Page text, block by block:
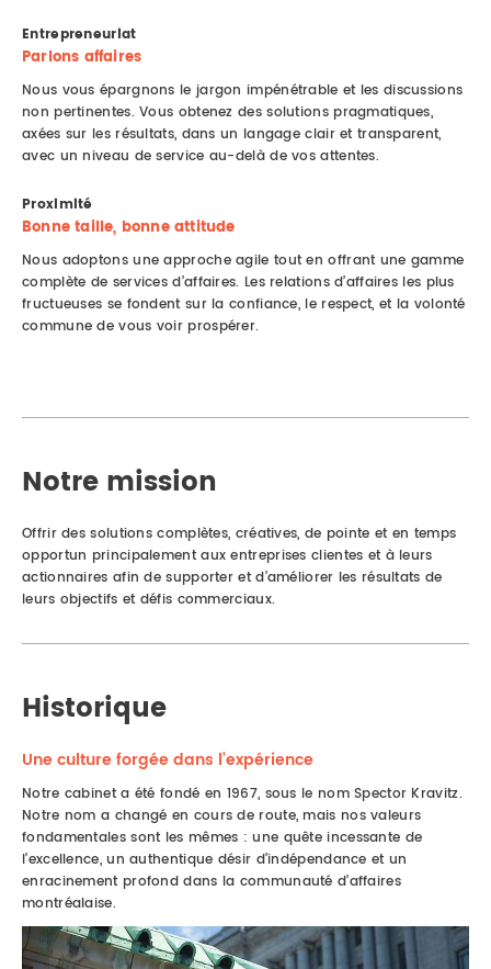
Entrepreneuriat
Parlons affaires
Nous vous épargnons le jargon impénétrable et les discussions
non pertinentes. Vous obtenez des solutions pragmatiques,
axées sur les résultats, dans un langage clair et transparent,
avec un niveau de service au-delà de vos attentes.
Proximité
Bonne taille, bonne attitude
Nous adoptons une approche agile tout en offrant une gamme
complète de services d’affaires. Les relations d’affaires les plus
fructueuses se fondent sur la confiance, le respect, et la volonté
commune de vous voir prospérer.
Notre mission
Offrir des solutions complètes, créatives, de pointe et en temps
opportun principalement aux entreprises clientes et à leurs
actionnaires afin de supporter et d’améliorer les résultats de
leurs objectifs et défis commerciaux.
Historique
Une culture forgée dans l’expérience
Notre cabinet a été fondé en 1967, sous le nom Spector Kravitz.
Notre nom a changé en cours de route, mais nos valeurs
fondamentales sont les mêmes : une quête incessante de
l’excellence, un authentique désir d’indépendance et un
enracinement profond dans la communauté d’affaires
montréalaise.